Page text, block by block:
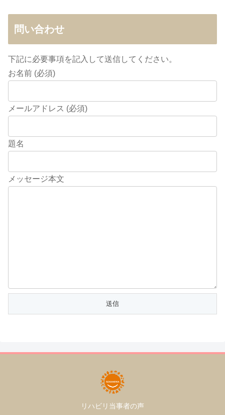
問い合わせ
下記に必要事項を記入して送信してください。
お名前 (必須)
メールアドレス (必須)
題名
メッセージ本文
リハビリ当事者の声